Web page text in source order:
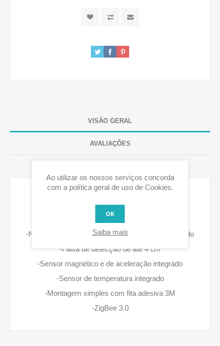
VISÃO GERAL
AVALIAÇÕES
-Notificação em caso de vibração no objeto anexado
-Faixa de detecção de até 4 cm
-Sensor magnético e de aceleração integrado
-Sensor de temperatura integrado
-Montagem simples com fita adesiva 3M
-ZigBee 3.0
Ao utilizar os nossos serviços concorda
com a política geral de uso de Cookies.
OK
Saiba mais